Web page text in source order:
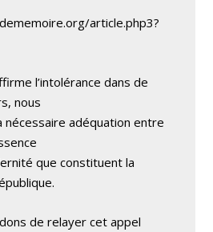
article.php3?
l’intolérance dans de
nous
nécessaire adéquation entre
que constituent la
de relayer cet appel